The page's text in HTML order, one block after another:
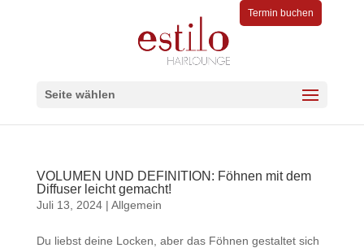
Termin buchen
Seite wählen
VOLUMEN UND DEFINITION: Föhnen mit dem
Diffuser leicht gemacht!
Juli 13, 2024| Allgemein
Du liebst deine Locken, aber das Föhnen gestaltet sich